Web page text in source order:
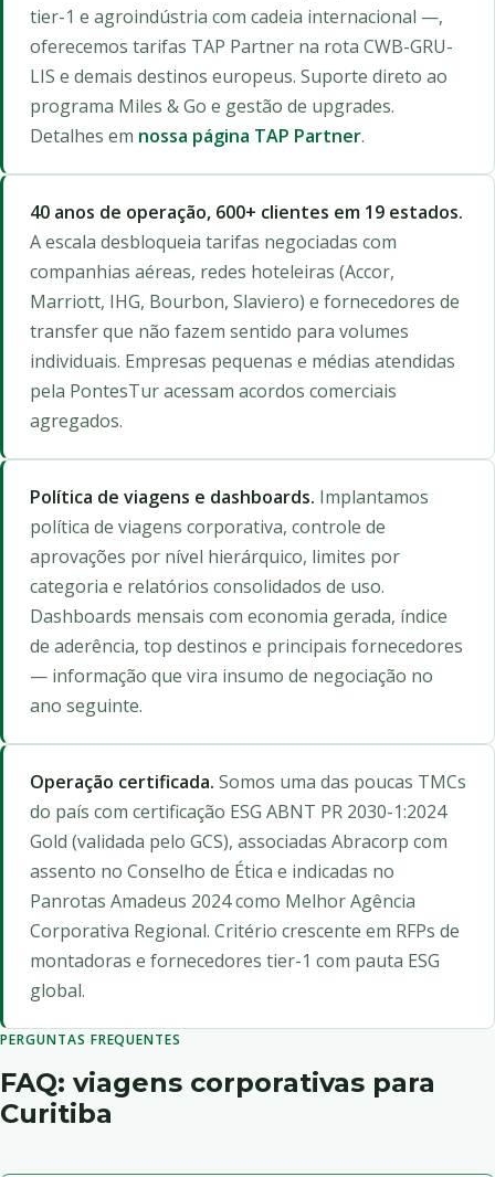
tier-1 e agroindústria com cadeia internacional —,
oferecemos tarifas TAP Partner na rota CWB-GRU-
LIS e demais destinos europeus. Suporte direto ao
programa Miles & Go e gestão de upgrades.
Detalhes em nossa página TAP Partner.
40 anos de operação, 600+ clientes em 19 estados.
A escala desbloqueia tarifas negociadas com
companhias aéreas, redes hoteleiras (Accor,
Marriott, IHG, Bourbon, Slaviero) e fornecedores de
transfer que não fazem sentido para volumes
individuais. Empresas pequenas e médias atendidas
pela PontesTur acessam acordos comerciais
agregados.
Política de viagens e dashboards. Implantamos
política de viagens corporativa, controle de
aprovações por nível hierárquico, limites por
categoria e relatórios consolidados de uso.
Dashboards mensais com economia gerada, índice
de aderência, top destinos e principais fornecedores
— informação que vira insumo de negociação no
ano seguinte.
Operação certificada. Somos uma das poucas TMCs
do país com certificação ESG ABNT PR 2030-1:2024
Gold (validada pelo GCS), associadas Abracorp com
assento no Conselho de Ética e indicadas no
Panrotas Amadeus 2024 como Melhor Agência
Corporativa Regional. Critério crescente em RFPs de
montadoras e fornecedores tier-1 com pauta ESG
global.
PERGUNTAS FREQUENTES
FAQ: viagens corporativas para
Curitiba